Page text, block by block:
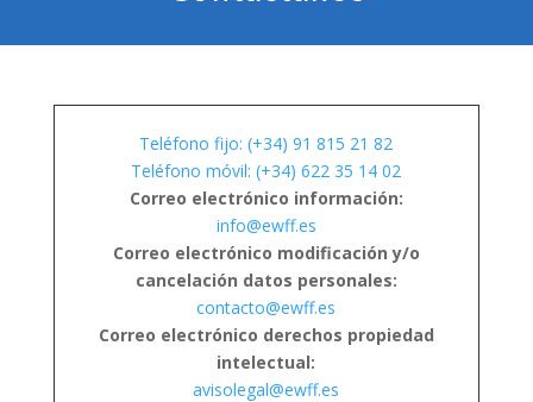
Teléfono fijo: (+34) 91 815 21 82
Teléfono móvil: (+34) 622 35 14 02
Correo electrónico información:
info@ewff.es
Correo electrónico modificación y/o
cancelación datos personales:
contacto@ewff.es
Correo electrónico derechos propiedad
intelectual:
avisolegal@ewff.es